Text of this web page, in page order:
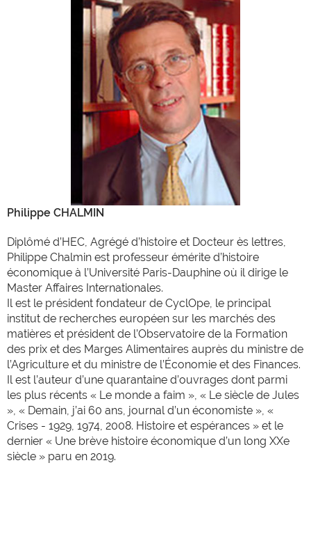
Philippe CHALMIN
Diplômé d’HEC, Agrégé d’histoire et Docteur ès lettres,
Philippe Chalmin est professeur émérite d’histoire
économique à l’Université Paris-Dauphine où il dirige le
Master Affaires Internationales.
Il est le président fondateur de CyclOpe, le principal
institut de recherches européen sur les marchés des
matières et président de l’Observatoire de la Formation
des prix et des Marges Alimentaires auprès du ministre de
l’Agriculture et du ministre de l’Économie et des Finances.
Il est l’auteur d’une quarantaine d’ouvrages dont parmi
les plus récents « Le monde a faim », « Le siècle de Jules
», « Demain, j’ai 60 ans, journal d’un économiste », «
Crises - 1929, 1974, 2008. Histoire et espérances » et le
dernier « Une brève histoire économique d’un long XXe
siècle » paru en 2019.